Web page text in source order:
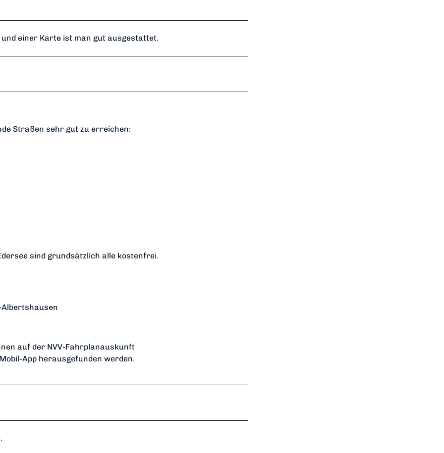
einer Karte ist man gut ausgestattet.
Straßen sehr gut zu erreichen:
sind grundsätzlich alle kostenfrei.
Albertshausen
auf der NVV-Fahrplanauskunft
App herausgefunden werden.